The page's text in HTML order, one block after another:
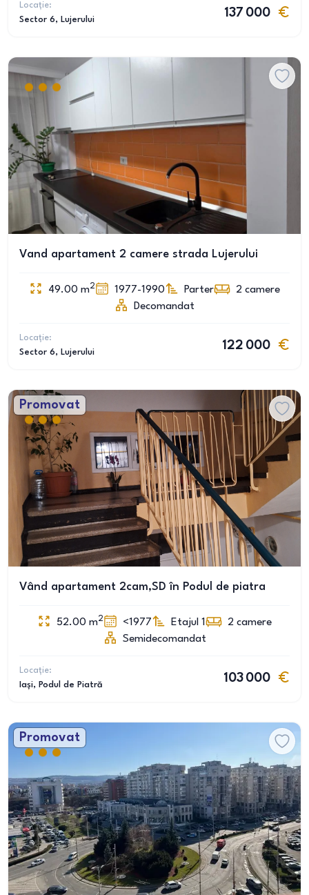
Locație:
Sector 6, Lujerului
137 000
Vand apartament 2 camere strada Lujerului
49.00 m2 1977-1990 Parter 2 camere
Decomandat
Locație:
Sector 6, Lujerului
122 000
Promovat
Vând apartament 2cam,SD în Podul de piatra
52.00 m2 <1977 Etajul 1 2 camere
Semidecomandat
Locație:
Iași, Podul de Piatră
103 000
Promovat